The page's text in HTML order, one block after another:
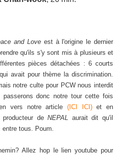
and Loveest à l'origine le dernier
qu'ils s'y sont mis à plusieurs et
pièces détachées : 6 courts
qui avait pour thème la discrimination.
notre culte pour PCW nous interdit
donc notre tour cette fois
vers notre article (ICI ICI)et en
producteur deNEPAL aurait dit qu'il
tous. Poum.
Allez hop le lien youtube pour